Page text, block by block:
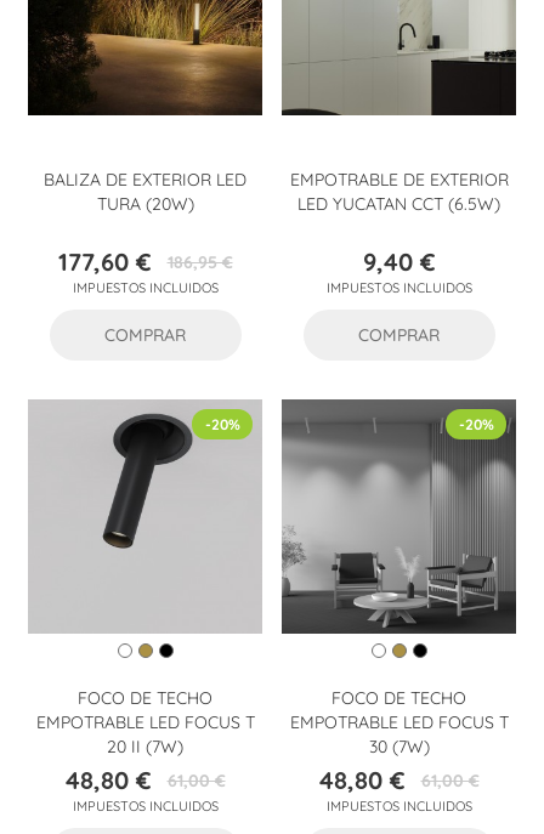
BALIZA DE EXTERIOR LED
TURA (20W)
Precio
177,60 €Precio
base
186,95 €
IMPUESTOS INCLUIDOS
COMPRAR
EMPOTRABLE DE EXTERIOR
LED YUCATAN CCT (6.5W)
Precio
9,40 €
IMPUESTOS INCLUIDOS
COMPRAR
FOCO DE TECHO
EMPOTRABLE LED FOCUS T
20 II (7W)
Precio
48,80 €Precio
base
61,00 €
IMPUESTOS INCLUIDOS
-20%
FOCO DE TECHO
EMPOTRABLE LED FOCUS T
30 (7W)
Precio
48,80 €Precio
base
61,00 €
IMPUESTOS INCLUIDOS
-20%